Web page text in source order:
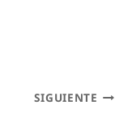
SIGUIENTE